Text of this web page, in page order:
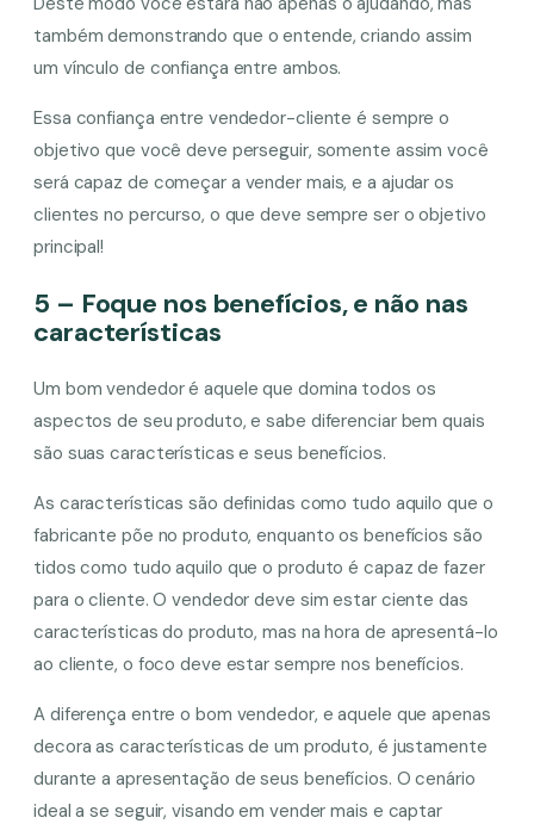
também demonstrando que o entende, criando assim
um vínculo de confiança entre ambos.
Essa confiança entre vendedor-cliente é sempre o
objetivo que você deve perseguir, somente assim você
será capaz de começar a vender mais, e a ajudar os
clientes no percurso, o que deve sempre ser o objetivo
principal!
5 – Foque nos benefícios, e não nas
características
Um bom vendedor é aquele que domina todos os
aspectos de seu produto, e sabe diferenciar bem quais
são suas características e seus benefícios.
As características são definidas como tudo aquilo que o
fabricante põe no produto, enquanto os benefícios são
tidos como tudo aquilo que o produto é capaz de fazer
para o cliente. O vendedor deve sim estar ciente das
características do produto, mas na hora de apresentá-lo
ao cliente, o foco deve estar sempre nos benefícios.
A diferença entre o bom vendedor, e aquele que apenas
decora as características de um produto, é justamente
durante a apresentação de seus benefícios. O cenário
ideal a se seguir, visando em vender mais e captar